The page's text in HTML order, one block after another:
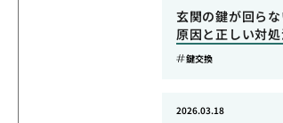
玄関の鍵が回ら
原因と正しい対
鍵交換
2026.03.18